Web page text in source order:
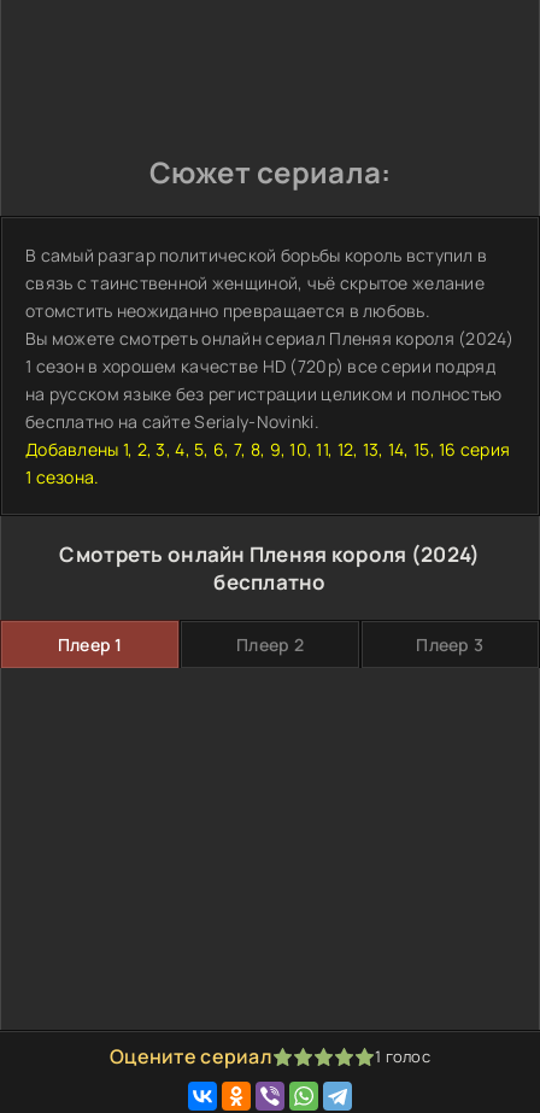
Сюжет сериала:
В самый разгар политической борьбы король вступил в
связь с таинственной женщиной, чьё скрытое желание
отомстить неожиданно превращается в любовь.
Вы можете смотреть онлайн сериал Пленяя короля (2024)
1 сезон в хорошем качестве HD (720p) все серии подряд
на русском языке без регистрации целиком и полностью
бесплатно на сайте Serialy-Novinki.
Добавлены 1, 2, 3, 4, 5, 6, 7, 8, 9, 10, 11, 12, 13, 14, 15, 16 серия
1 сезона.
Смотреть онлайн Пленяя короля (2024)
бесплатно
Плеер 1 Плеер 2 Плеер 3
Оцените сериал
1 2 3 4 5 1 голос